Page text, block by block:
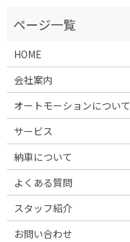
HOME
会社案内
オートモーションについて
サービス
納車について
よくある質問
スタッフ紹介
お問い合わせ